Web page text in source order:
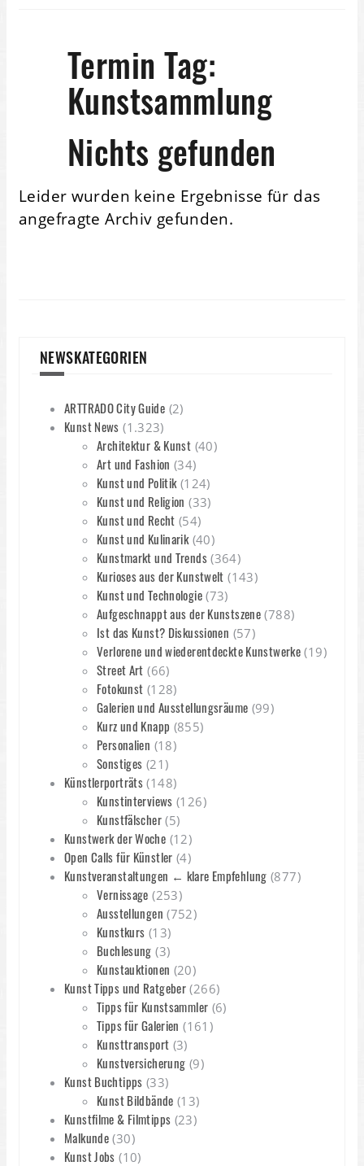
Termin Tag:
Kunstsammlung
Nichts gefunden
Leider wurden keine Ergebnisse für das
angefragte Archiv gefunden.
NEWSKATEGORIEN
ARTTRADO City Guide (2)
Kunst News (1.323)
Architektur & Kunst (40)
Art und Fashion (34)
Kunst und Politik(124)
Kunst und Religion (33)
Kunst und Recht (54)
Kunst und Kulinarik(40)
Kunstmarkt und Trends(364)
Kurioses aus der Kunstwelt (143)
Kunst und Technologie(73)
Aufgeschnappt aus der Kunstszene (788)
Ist das Kunst? Diskussionen (57)
Verlorene und wiederentdeckte Kunstwerke (19)
Street Art (66)
Fotokunst (128)
Galerien und Ausstellungsräume (99)
Kurz und Knapp (855)
Personalien (18)
Sonstiges (21)
Künstlerporträts (148)
Kunstinterviews (126)
Kunstfälscher(5)
Kunstwerk der Woche (12)
Open Calls für Künstler (4)
Kunstveranstaltungen ← klare Empfehlung (877)
Vernissage (253)
Ausstellungen (752)
Kunstkurs (13)
Buchlesung (3)
Kunstauktionen (20)
Kunst Tipps und Ratgeber (266)
Tipps für Kunstsammler (6)
Tipps für Galerien (161)
Kunsttransport (3)
Kunstversicherung (9)
Kunst Buchtipps (33)
Kunst Bildbände (13)
Kunstfilme & Filmtipps (23)
Malkunde (30)
Kunst Jobs (10)